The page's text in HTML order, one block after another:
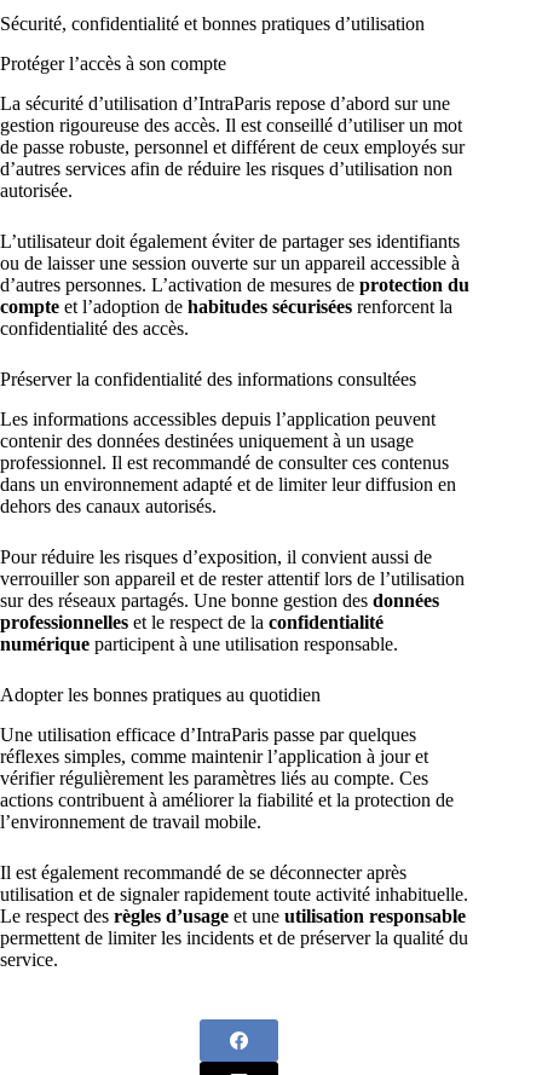
Sécurité, confidentialité et bonnes pratiques d’utilisation
Protéger l’accès à son compte
La sécurité d’utilisation d’IntraParis repose d’abord sur une
gestion rigoureuse des accès. Il est conseillé d’utiliser un mot
de passe robuste, personnel et différent de ceux employés sur
d’autres services afin de réduire les risques d’utilisation non
autorisée.
L’utilisateur doit également éviter de partager ses identifiants
ou de laisser une session ouverte sur un appareil accessible à
d’autres personnes. L’activation de mesures de protection du
compte et l’adoption de habitudes sécurisées renforcent la
confidentialité des accès.
Préserver la confidentialité des informations consultées
Les informations accessibles depuis l’application peuvent
contenir des données destinées uniquement à un usage
professionnel. Il est recommandé de consulter ces contenus
dans un environnement adapté et de limiter leur diffusion en
dehors des canaux autorisés.
Pour réduire les risques d’exposition, il convient aussi de
verrouiller son appareil et de rester attentif lors de l’utilisation
sur des réseaux partagés. Une bonne gestion des données
professionnelles et le respect de la confidentialité
numérique participent à une utilisation responsable.
Adopter les bonnes pratiques au quotidien
Une utilisation efficace d’IntraParis passe par quelques
réflexes simples, comme maintenir l’application à jour et
vérifier régulièrement les paramètres liés au compte. Ces
actions contribuent à améliorer la fiabilité et la protection de
l’environnement de travail mobile.
Il est également recommandé de se déconnecter après
utilisation et de signaler rapidement toute activité inhabituelle.
Le respect des règles d’usage et une utilisation responsable
permettent de limiter les incidents et de préserver la qualité du
service.